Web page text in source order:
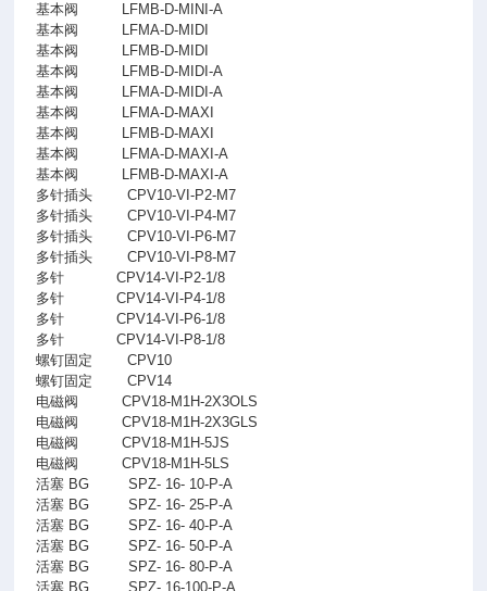
基本阀
LFMB-D-MINI-A
基本阀
LFMA-D-MIDI
基本阀
LFMB-D-MIDI
基本阀
LFMB-D-MIDI-A
基本阀
LFMA-D-MIDI-A
基本阀
LFMA-D-MAXI
基本阀
LFMB-D-MAXI
基本阀
LFMA-D-MAXI-A
基本阀
LFMB-D-MAXI-A
多针插头
CPV10-VI-P2-M7
多针插头
CPV10-VI-P4-M7
多针插头
CPV10-VI-P6-M7
多针插头
CPV10-VI-P8-M7
多针
CPV14-VI-P2-1/8
多针
CPV14-VI-P4-1/8
多针
CPV14-VI-P6-1/8
多针
CPV14-VI-P8-1/8
螺钉固定
CPV10
螺钉固定
CPV14
电磁阀
CPV18-M1H-2X3OLS
电磁阀
CPV18-M1H-2X3GLS
电磁阀
CPV18-M1H-5JS
电磁阀
CPV18-M1H-5LS
活塞 BG
SPZ- 16- 10-P-A
活塞 BG
SPZ- 16- 25-P-A
活塞 BG
SPZ- 16- 40-P-A
活塞 BG
SPZ- 16- 50-P-A
活塞 BG
SPZ- 16- 80-P-A
活塞 BG
SPZ- 16-100-P-A